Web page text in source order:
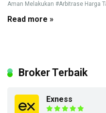
Aman Melakukan #Arbitrase Harga
Read more »
Broker Terbaik
Exness